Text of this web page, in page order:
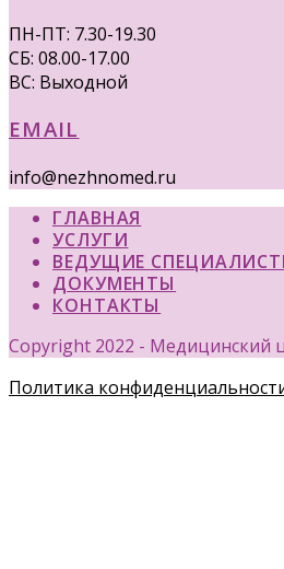
ПН-ПТ: 7.30-19.30
СБ: 08.00-17.00
ВС: Выходной
EMAIL
info@nezhnomed.ru
ГЛАВНАЯ
УСЛУГИ
ВЕДУЩИЕ
ДОКУМЕНТЫ
КОНТАКТЫ
Copyright 2022 - Медицинский
Политика